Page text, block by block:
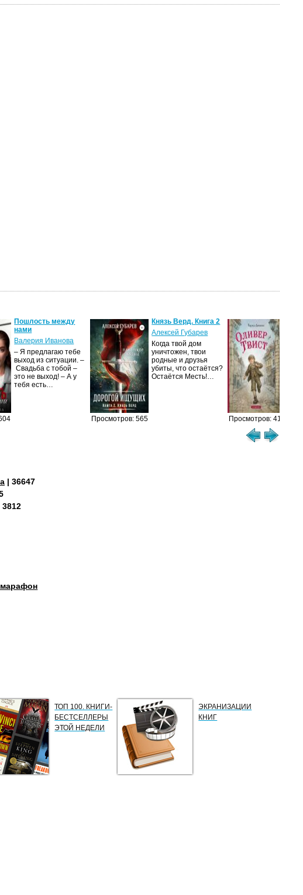
Пошлость между
нами
Валерия Иванова
– Я предлагаю тебе
выход из ситуации. –
Свадьба с тобой –
это не выход! – А у
тебя есть…
Просмотров: 565
Князь Верд. Книга 2
Алексей Губарев
Когда твой дом
уничтожен, твои
родные и друзья
убиты, что остаётся?
Остаётся Месть!…
Просмотров: 415
| 36647
3812
ТОП 100. КНИГИ-
БЕСТСЕЛЛЕРЫ
ЭТОЙ НЕДЕЛИ
ЭКРАНИЗАЦИИ
КНИГ